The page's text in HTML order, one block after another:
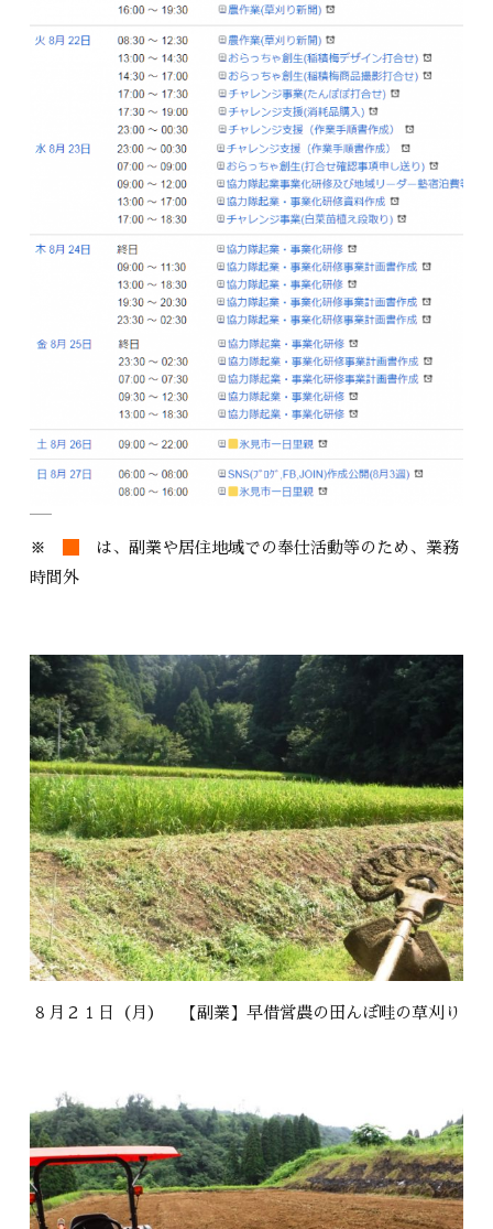
※
は、副業や居住地域での奉仕活動等のため、業務
時間外
８月２１日（月） 【副業】早借営農の田んぼ畦の草刈り